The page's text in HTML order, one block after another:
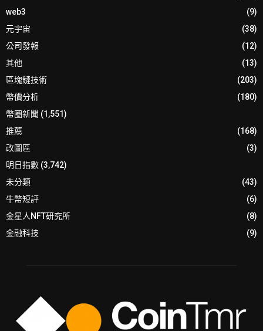
web3
(9)
元宇宙
(38)
公司發報
(12)
其他
(13)
區塊鏈技術
(203)
幣價分析
(180)
幣圈新聞 (1,551)
推薦
(168)
改圖區
(3)
明日指數 (3,742)
未分類
(43)
牛幣短評
(6)
金星人NFT研究所
(8)
金融科技
(9)